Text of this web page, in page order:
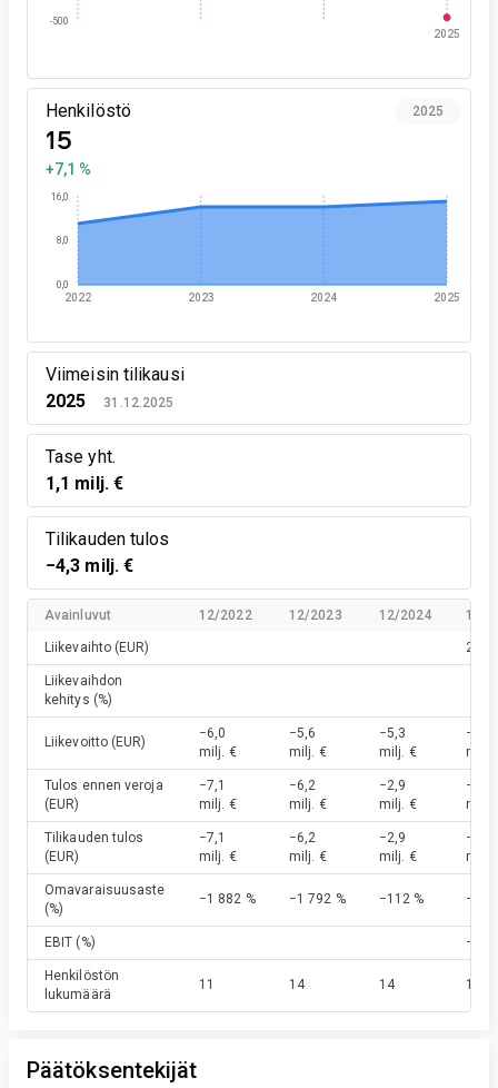
2025
-500
Henkilöstö
15
+7,1 %
2025
2022 2023 2024 2025
0,0
8,0
16,0
Viimeisin tilikausi
2025
31.12.2025
Tase yht.
1,1 milj. €
Tilikauden tulos
−4,3 milj. €
Avainluvut 12/2022 12/2023 12/2024 12/
Liikevaihto (EUR) 20,7
Liikevaihdon
kehitys (%)
Liikevoitto (EUR)
−6,0
milj. €
−5,6
milj. €
−5,3
milj. €
−4,1
milj.
Tulos ennen veroja
(EUR)
−7,1
milj. €
−6,2
milj. €
−2,9
milj. €
−4,3
milj.
Tilikauden tulos
(EUR)
−7,1
milj. €
−6,2
milj. €
−2,9
milj. €
−4,3
milj.
Omavaraisuusaste
(%)
−1 882 % −1 792 % −112 %
EBIT (%)
Henkilöstön
lukumäärä
11 14 14 15
Päätöksentekijät